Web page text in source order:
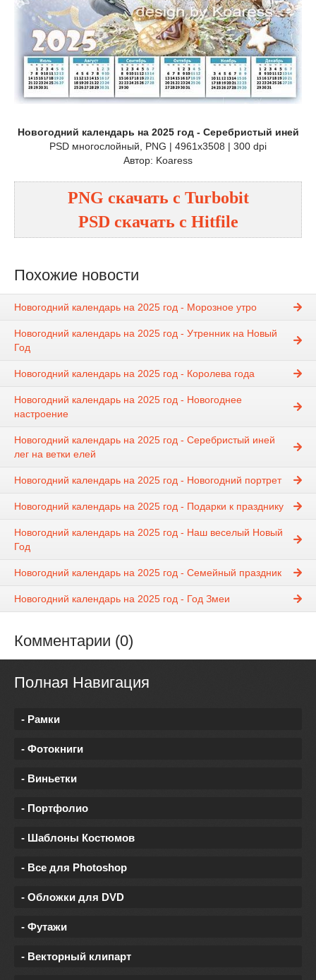
Новогодний календарь на 2025 год - Серебристый иней
PSD многослойный, PNG | 4961x3508 | 300 dpi
Автор: Koaress
PNG cкачать с Turbobit
PSDcкачать с Hitfile
Похожие новости
Новогодний календарь на 2025 год - Морозное утро
Новогодний календарь на 2025 год - Утренник на Новый
Год
Новогодний календарь на 2025 год - Королева года
Новогодний календарь на 2025 год - Новогоднее
настроение
Новогодний календарь на 2025 год - Серебристый иней
лег на ветки елей
Новогодний календарь на 2025 год - Новогодний портрет
Новогодний календарь на 2025 год - Подарки к празднику
Новогодний календарь на 2025 год - Наш веселый Новый
Год
Новогодний календарь на 2025 год - Семейный праздник
Новогодний календарь на 2025 год - Год Змеи
Комментарии (0)
Полная Навигация
- Рамки
- Фотокниги
- Виньетки
- Портфолио
- Шаблоны Костюмов
- Все для Photoshop
- Обложки для DVD
- Футажи
- Векторный клипарт